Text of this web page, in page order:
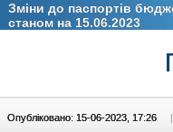
Зміни до паспортів
станом на 15.06.2023
Опубліковано: 15-06-2023, 17:26 |